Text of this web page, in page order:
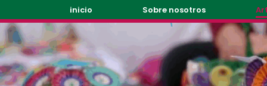
inicio Sobre nosotros